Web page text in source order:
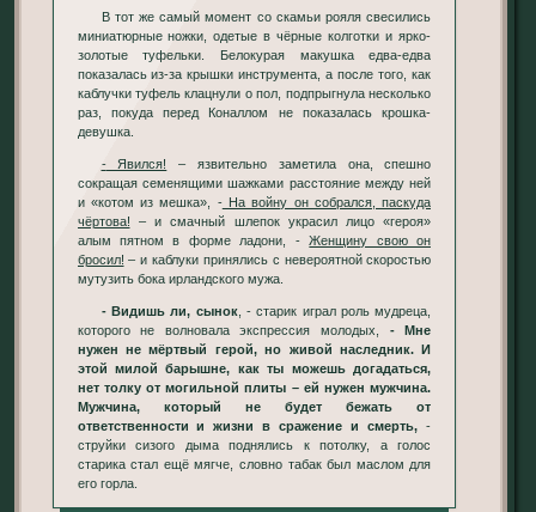
В тот же самый момент со скамьи рояля свесились
миниатюрные ножки, одетые в чёрные колготки и ярко-
золотые туфельки. Белокурая макушка едва-едва
показалась из-за крышки инструмента, а после того, как
каблучки туфель клацнули о пол, подпрыгнула несколько
раз, покуда перед Коналлом не показалась крошка-
девушка.
- Явился!
– язвительно заметила она, спешно
сокращая семенящими шажками расстояние между ней
и «котом из мешка», -На войну он собрался, паскуда
чёртова! – и смачный шлепок украсил лицо «героя»
алым пятном в форме ладони, -Женщину свою он
бросил! – и каблуки принялись с невероятной скоростью
мутузить бока ирландского мужа.
- Видишь ли, сынок, - старик играл роль мудреца,
которого не волновала экспрессия молодых, - Мне
нужен не мёртвый герой, но живой наследник. И
этой милой барышне, как ты можешь догадаться,
нет толку от могильной плиты – ей нужен мужчина.
Мужчина, который не будет бежать от
ответственности и жизни в сражение и смерть, -
струйки сизого дыма поднялись к потолку, а голос
старика стал ещё мягче, словно табак был маслом для
его горла.